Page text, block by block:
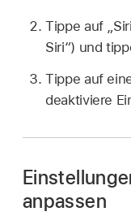
Tippe auf
Siri“) und
Tippe auf
deaktiviere
anpassen